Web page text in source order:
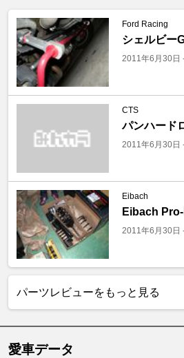
Ford Racing
シェルビー
2011年6月30日
CTS
パンハード
2011年6月30日
Eibach
Eibach
2011年6月30日
パーツレビューをもっと見る
愛車データ